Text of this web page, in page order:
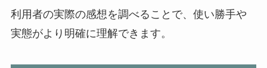
利用者の実際の感想を調べることで、使い勝手や
実態がより明確に理解できます。